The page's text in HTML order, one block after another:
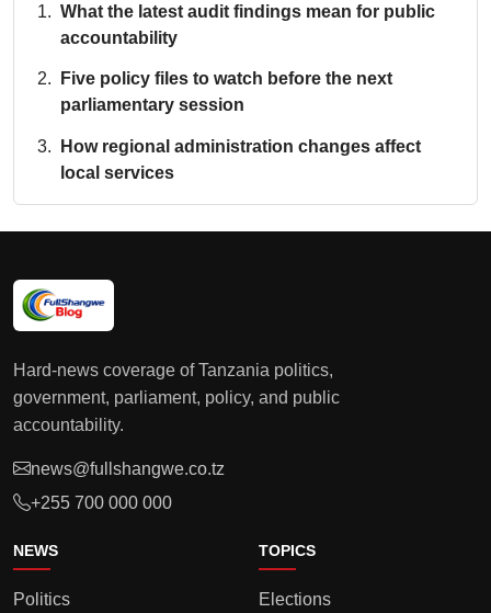
What the latest audit findings mean for public
accountability
Five policy files to watch before the next
parliamentary session
How regional administration changes affect
local services
Hard-news coverage of Tanzania politics,
government, parliament, policy, and public
accountability.
news@fullshangwe.co.tz
+255 700 000 000
NEWS
Politics
TOPICS
Elections